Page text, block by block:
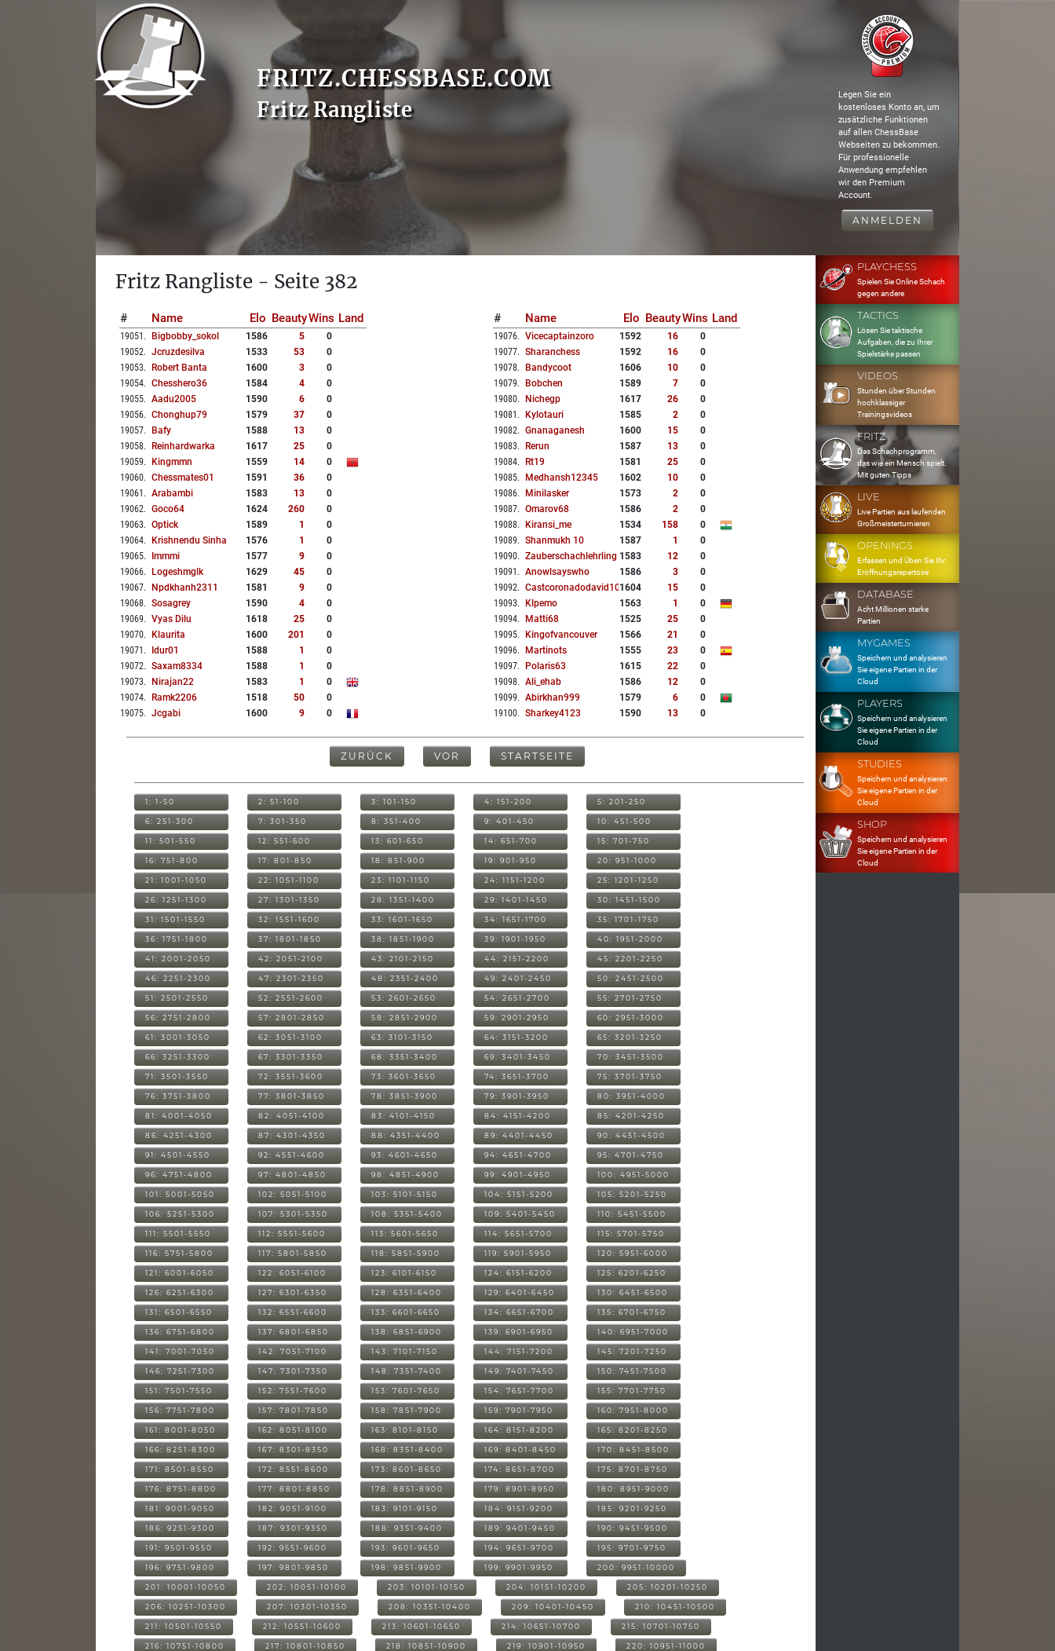
FRITZ.CHESSBASE.COM
Fritz Rangliste
Legen Sie ein
kostenloses Konto an, um
zusätzliche Funktionen
auf allen ChessBase
Webseiten zu bekommen.
Für professionelle
Anwendung empfehlen
wir den Premium
Account.
ANMELDEN
Fritz Rangliste - Seite 382
# Name Elo BeautyWins Land
19051 . Bigbobby_sokol 1586 5
0
19052. Jcruzdesilva 1533 53
0
19053. Robert Banta 1600 3
0
19054. Chesshero36 1584 4
0
19055. Aadu2005 1590 6
0
19056. Chonghup79 1579 37
0
19057. Bafy 1588 13
0
19058. Reinhardwarka 1617 25
0
19059. Kingmmn 1559 14
0
19060. Chessmates01 1591 36
0
19061 . Arabambi 1583 13
0
19062. Goco64 1624 260
0
19063. Optick 1589 1
0
19064. Krishnendu Sinha 1576 1
0
19065. Immmi 1577 9
0
19066. Logeshmglk 1629 45
0
19067. Npdkhanh2311 1581 9
0
19068. Sosagrey 1590 4
0
19069. Vyas Dilu 1618 25
0
19070. Klaurita 1600 201
0
19071 . Idur01 1588 1
0
19072. Saxam8334 1588 1
0
19073. Nirajan22 1583 1
0
19074. Ramk2206 1518 50
0
19075. Jcgabi 1600 9 0
# Name Elo BeautyWins Land
19076. Vicecaptainzoro 1592 16
0
19077. Sharanchess 1592 16
0
19078. Bandycoot 1606 10
0
19079. Bobchen 1589 7
0
19080. Nichegp 1617 26
0
19081 . Kylotauri 1585 2
0
19082. Gnanaganesh 1600 15
0
19083. Rerun 1587 13
0
19084. Rt19 1581 25
0
19085. Medhansh12345 1602 10
0
19086. Minilasker 1573 2
0
19087. Omarov68 1586 2
0
19088. Kiransi_me 1534 158
0
19089. Shanmukh 10 1587 1
0
19090. Zauberschachlehrling 1583 12
0
19091 . Anowlsayswho 1586 3
0
19092. Castcoronadodavid101604 15
0
19093. Klpemo 1563 1
0
19094. Matti68 1525 25
0
19095. Kingofvancouver 1566 21
0
19096. Martinots 1555 23
0
19097. Polaris63 1615 22
0
19098. Ali_ehab 1586 12
0
19099. Abirkhan999 1579 6
0
19100. Sharkey4123 1590 13 0
ZURÜCK VOR STARTSEITE
1: 1-50 2: 51-100 3: 101-150 4: 151-200 5: 201-250
6: 251-300 7: 301-350 8: 351-400 9: 401-450 10: 451-500
11: 501-550 12: 551-600 13: 601-650 14: 651-700 15: 701-750
16: 751-800 17: 801-850 18: 851-900 19: 901-950 20: 951-1000
21: 1001-1050 22: 1051-1100 23: 1101-1150 24: 1151-1200 25: 1201-1250
26: 1251-1300 27: 1301-1350 28: 1351-1400 29: 1401-1450 30: 1451-1500
31: 1501-1550 32: 1551-1600 33: 1601-1650 34: 1651-1700 35: 1701-1750
36: 1751-1800 37: 1801-1850 38: 1851-1900 39: 1901-1950 40: 1951-2000
41: 2001-2050 42: 2051-2100 43: 2101-2150 44: 2151-2200 45: 2201-2250
46: 2251-2300 47: 2301-2350 48: 2351-2400 49: 2401-2450 50: 2451-2500
51: 2501-2550 52: 2551-2600 53: 2601-2650 54: 2651-2700 55: 2701-2750
56: 2751-2800 57: 2801-2850 58: 2851-2900 59: 2901-2950 60: 2951-3000
61: 3001-3050 62: 3051-3100 63: 3101-3150 64: 3151-3200 65: 3201-3250
66: 3251-3300 67: 3301-3350 68: 3351-3400 69: 3401-3450 70: 3451-3500
71: 3501-3550 72: 3551-3600 73: 3601-3650 74: 3651-3700 75: 3701-3750
76: 3751-3800 77: 3801-3850 78: 3851-3900 79: 3901-3950 80: 3951-4000
81: 4001-4050 82: 4051-4100 83: 4101-4150 84: 4151-4200 85: 4201-4250
86: 4251-4300 87: 4301-4350 88: 4351-4400 89: 4401-4450 90: 4451-4500
91: 4501-4550 92: 4551-4600 93: 4601-4650 94: 4651-4700 95: 4701-4750
96: 4751-4800 97: 4801-4850 98: 4851-4900 99: 4901-4950 100: 4951-5000
101: 5001-5050 102: 5051-5100 103: 5101-5150 104: 5151-5200 105: 5201-5250
106: 5251-5300 107: 5301-5350 108: 5351-5400 109: 5401-5450 110: 5451-5500
111: 5501-5550 112: 5551-5600 113: 5601-5650 114: 5651-5700 115: 5701-5750
116: 5751-5800 117: 5801-5850 118: 5851-5900 119: 5901-5950 120: 5951-6000
121: 6001-6050 122: 6051-6100 123: 6101-6150 124: 6151-6200 125: 6201-6250
126: 6251-6300 127: 6301-6350 128: 6351-6400 129: 6401-6450 130: 6451-6500
131: 6501-6550 132: 6551-6600 133: 6601-6650 134: 6651-6700 135: 6701-6750
136: 6751-6800 137: 6801-6850 138: 6851-6900 139: 6901-6950 140: 6951-7000
141: 7001-7050 142: 7051-7100 143: 7101-7150 144: 7151-7200 145: 7201-7250
146: 7251-7300 147: 7301-7350 148: 7351-7400 149: 7401-7450 150: 7451-7500
151: 7501-7550 152: 7551-7600 153: 7601-7650 154: 7651-7700 155: 7701-7750
156: 7751-7800 157: 7801-7850 158: 7851-7900 159: 7901-7950 160: 7951-8000
161: 8001-8050 162: 8051-8100 163: 8101-8150 164: 8151-8200 165: 8201-8250
166: 8251-8300 167: 8301-8350 168: 8351-8400 169: 8401-8450 170: 8451-8500
171: 8501-8550 172: 8551-8600 173: 8601-8650 174: 8651-8700 175: 8701-8750
176: 8751-8800 177: 8801-8850 178: 8851-8900 179: 8901-8950 180: 8951-9000
181: 9001-9050 182: 9051-9100 183: 9101-9150 184: 9151-9200 185: 9201-9250
186: 9251-9300 187: 9301-9350 188: 9351-9400 189: 9401-9450 190: 9451-9500
191: 9501-9550 192: 9551-9600 193: 9601-9650 194: 9651-9700 195: 9701-9750
196: 9751-9800 197: 9801-9850 198: 9851-9900 199: 9901-9950 200: 9951-10000
201: 10001-10050 202: 10051-10100 203: 10101-10150 204: 10151-10200 205: 10201-10250
206: 10251-10300 207: 10301-10350 208: 10351-10400 209: 10401-10450 210: 10451-10500
211: 10501-10550 212: 10551-10600 213: 10601-10650 214: 10651-10700 215: 10701-10750
216: 10751-10800 217: 10801-10850 218: 10851-10900 219: 10901-10950 220: 10951-11000
PLAYCHESS
Spielen Sie Online Schach
gegen andere
TACTICS
Lösen Sie taktische
Aufgaben, die zu Ihrer
Spielstärke passen
VIDEOS
Stunden über Stunden
hochklassiger
Trainingsvideos
FRITZ
Das Schachprogramm,
das wie ein Mensch spielt.
Mit guten Tipps
LIVE
Live Partien aus laufenden
Großmeisterturnieren
OPENINGS
Erfassen und Üben Sie Ihr
Eröffnungsrepertoire
DATABASE
Acht Millionen starke
Partien
MYGAMES
Speichern und analysieren
Sie eigene Partien in der
Cloud
PLAYERS
Speichern und analysieren
Sie eigene Partien in der
Cloud
STUDIES
Speichern und analysieren
Sie eigene Partien in der
Cloud
SHOP
Speichern und analysieren
Sie eigene Partien in der
Cloud